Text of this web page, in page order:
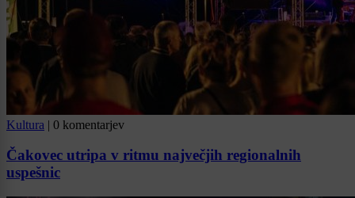
Kultura | 0 komentarjev
Čakovec utripa v ritmu največjih regionalnih
uspešnic